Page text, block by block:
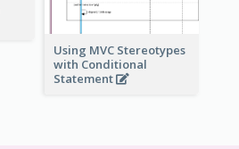
Using MVC Stereotypes
with Conditional
Statement